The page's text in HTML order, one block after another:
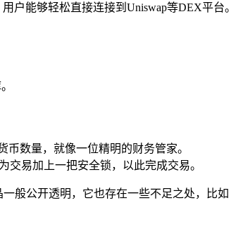
户能够轻松直接连接到Uniswap等DEX平台。
数量，就像一位精明的财务管家。
易加上一把安全锁，以此完成交易。
般公开透明，它也存在一些不足之处，比如